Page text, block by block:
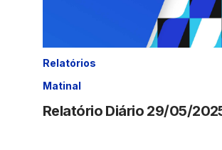
Relatórios
Matinal
Relatório Diário 29/05/